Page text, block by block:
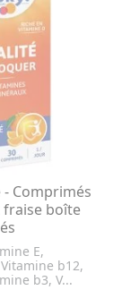
- Comprimés
boîte
E,
b12,
b3, V...